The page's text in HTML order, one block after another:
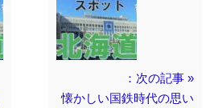
：次の記事 »
懐かしい国鉄時代の思い